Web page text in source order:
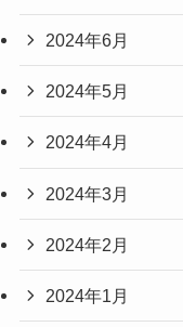
2024年6月
2024年5月
2024年4月
2024年3月
2024年2月
2024年1月